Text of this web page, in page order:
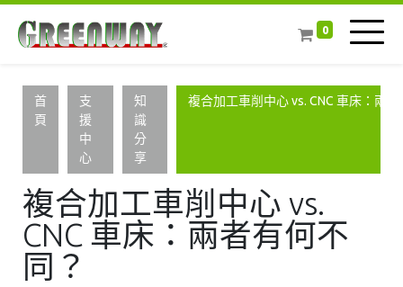
0
首
頁
支
援
中
心
知
識
分
享
複合加工車削中心 vs. CNC 車床：兩
複合加工車削中心 vs.
CNC 車床：兩者有何不
同？